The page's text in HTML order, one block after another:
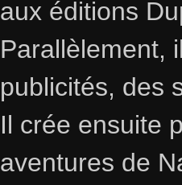
aux éditions
Parallèlement,
publicités, des
Il crée ensuite
aventures de